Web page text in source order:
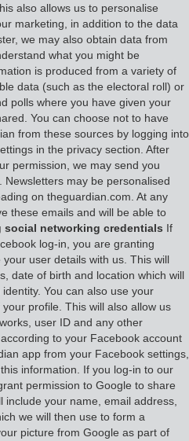
also allows us to personalise
marketing, in addition to the data
we may also obtain data from
what you might be
is produced from a variety of
data (such as the electoral roll) or
polls where you have given your
You can choose not to have
from these sources by logging into
in the privacy section. After
permission, we may send you
may be personalised
on theguardian.com. At any
these emails and will be able to
networking credentials If
log-in, you are granting
user details with us. This will
date of birth and location which will
You can also use your
profile. This will also allow us
user ID and any other
to your Facebook account
app from your Facebook settings,
information. If you log-in to our
permission to Google to share
include your name, email address,
we will then use to form a
picture from Google as part of